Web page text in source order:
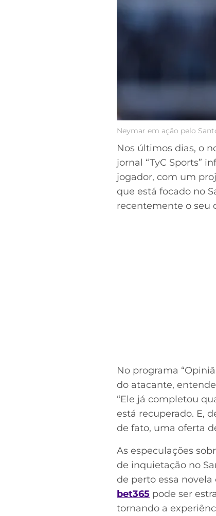
Neymar em ação pelo
Nos últimos dias, o
jornal “TyC Sports”
jogador, com um
que está focado no
recentemente o seu
No programa
do atacante,
“Ele já completou
está recuperado. E,
de fato, uma oferta
As especulações
de inquietação no
de perto essa
bet365 pode ser
tornando a